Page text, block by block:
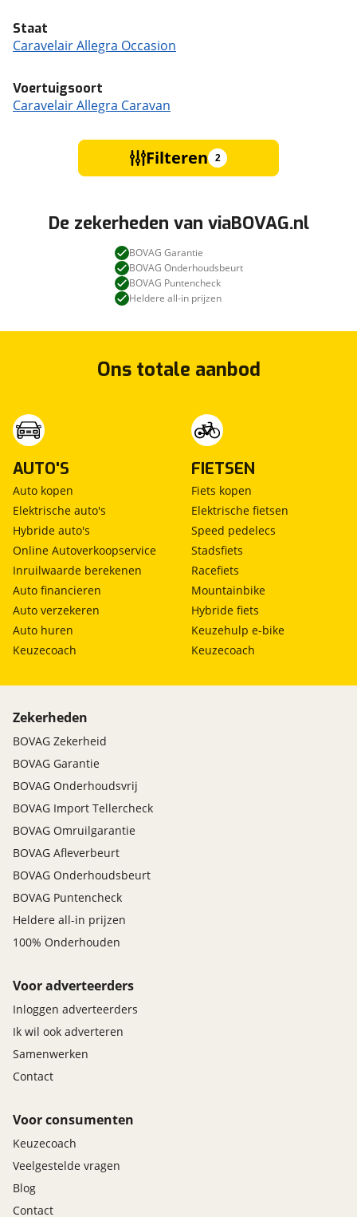
Staat
Caravelair Allegra Occasion
Voertuigsoort
Caravelair Allegra Caravan
Filteren 2
De zekerheden van viaBOVAG.nl
BOVAG Garantie
BOVAG Onderhoudsbeurt
BOVAG Puntencheck
Heldere all-in prijzen
Ons totale aanbod
AUTO'S
Auto kopen
Elektrische auto's
Hybride auto's
Online Autoverkoopservice
Inruilwaarde berekenen
Auto financieren
Auto verzekeren
Auto huren
Keuzecoach
FIETSEN
Fiets kopen
Elektrische fietsen
Speed pedelecs
Stadsfiets
Racefiets
Mountainbike
Hybride fiets
Keuzehulp e-bike
Keuzecoach
Zekerheden
BOVAG Zekerheid
BOVAG Garantie
BOVAG Onderhoudsvrij
BOVAG Import Tellercheck
BOVAG Omruilgarantie
BOVAG Afleverbeurt
BOVAG Onderhoudsbeurt
BOVAG Puntencheck
Heldere all-in prijzen
100% Onderhouden
Voor adverteerders
Inloggen adverteerders
Ik wil ook adverteren
Samenwerken
Contact
Voor consumenten
Keuzecoach
Veelgestelde vragen
Blog
Contact